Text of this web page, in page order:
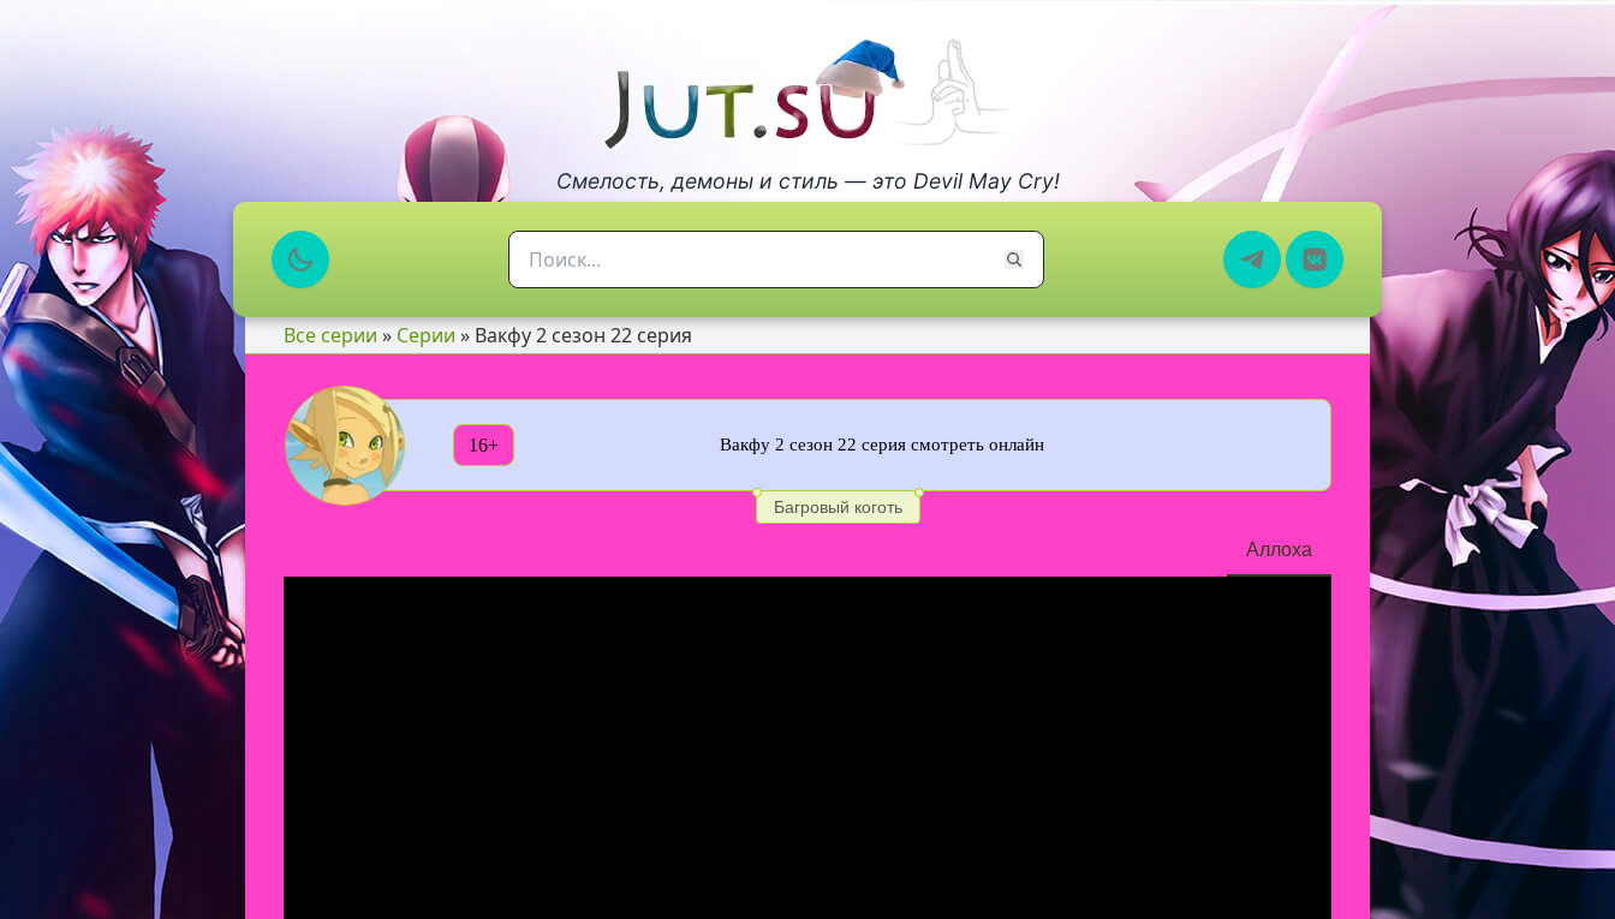
Смелость, демоны и стиль — это Devil May Cry!
Все серии » Серии » Вакфу 2 сезон 22 серия
16+ Вакфу 2 сезон 22 серия смотреть онлайн
Багровый коготь
Аллоха